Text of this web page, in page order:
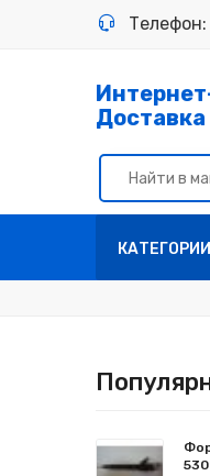
Телефон:
Доставка